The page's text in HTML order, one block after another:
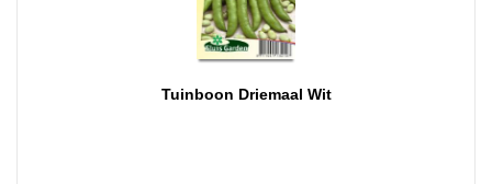
Tuinboon Driemaal Wit